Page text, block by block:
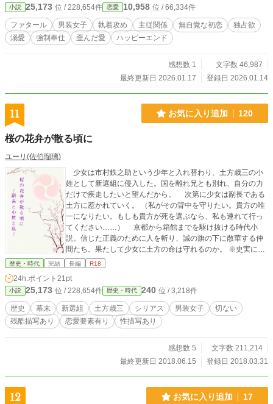
小説 25,173 位 / 228,654件 恋愛 10,958 位 / 66,334件
ファタール 男装女子 ​執着攻め 主従関係 無自覚な初恋
独占欲
溺愛
強制奉仕 歪んだ愛 ハッピーエンド
感想数 1
文字数 46,987
最終更新日 2026.01.17
登録日 2026.01.14
11 お気に入り追加 120
桜の花弁が散る頃に
ユーリ(佐伯瑠璃)
少女は市村鉄之助という少年と入れ替わり、土方歳三の小
姓として新選組に侵入した。国を離れ兄とも別れ、自分の力
だけで疾走したいと望んだから。 次第に少女は副長である
土方に惹かれていく。 （私がその背中を守りたい。貴方の唯
一になりたい。もしも貴方が死を選ぶなら、私も連れて行っ
てください……） 京都から箱館までを駆け抜ける時代小
説。信じた正義のために人を斬り、誠の旗の下に散華する仲
間たち。果たして少女に土方の命は守れるのか。 ※史実に沿
いながら物語は進みますが、捏造だらけでございます。 ※小
歴史・時代 完結 長編 R18
24h.ポイント 21pt
小説 25,173 位 / 228,654件 歴史・時代 240 位 / 3,218件
歴史 幕末 新選組 土方歳三 シリアス 男装女子
切ない
残酷描写あり
恋愛要素有り 性描写あり
感想数 5
文字数 211,214
最終更新日 2018.06.15
登録日 2018.03.31
12 お気に入り追加 17